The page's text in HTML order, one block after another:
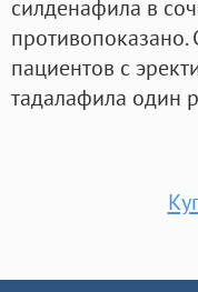
силденафила в
пациентов с
тадалафила один